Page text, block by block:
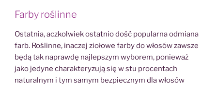
Farby roślinne
Ostatnia, aczkolwiek ostatnio dość popularna odmiana
farb. Roślinne, inaczej ziołowe farby do włosów zawsze
będą tak naprawdę najlepszym wyborem, ponieważ
jako jedyne charakteryzują się w stu procentach
naturalnym i tym samym bezpiecznym dla włosów